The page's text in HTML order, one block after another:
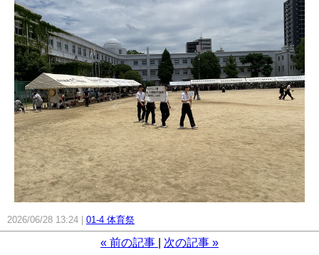
2026/06/28 13:24 01-4 体育祭
« 前の記事 次の記事 »